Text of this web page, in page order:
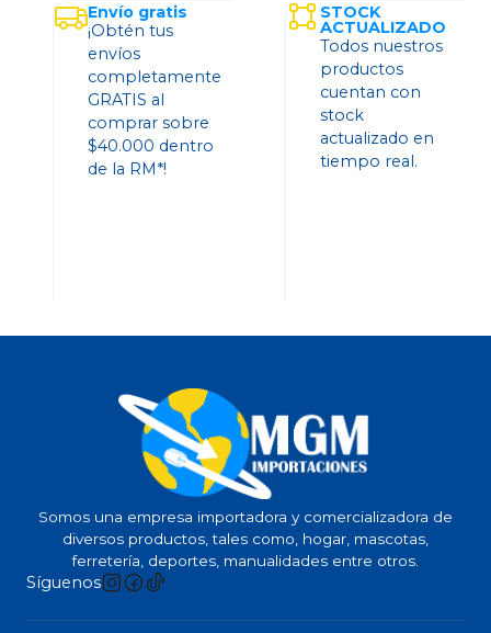
Envío gratis
¡Obtén tus
envíos
completamente
GRATIS al
comprar sobre
$40.000 dentro
de la RM*!
STOCK
ACTUALIZADO
Todos nuestros
productos
cuentan con
stock
actualizado en
tiempo real.
Somos una empresa importadora y comercializadora de
diversos productos, tales como, hogar, mascotas,
ferretería, deportes, manualidades entre otros.
Síguenos